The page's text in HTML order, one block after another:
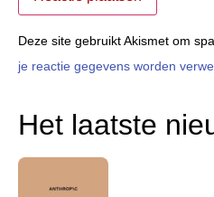
Deze site gebruikt Akismet om
je reactie gegevens worden
Het laatste